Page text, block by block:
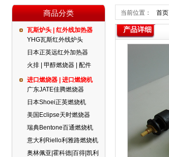
外线加热器
商品分类
瓦斯炉头 | 红外线加热器
YHG瓦斯红外线炉头
日本正英远红外加热器
火排 | 甲醇燃烧器 | 配件
进口燃烧器 | 进口燃烧机
广东JATE佳腾燃烧器
日本Shoei正英燃烧机
美国Eclipse天时燃烧器
瑞典Bentone百通燃烧机
意大利Riello利雅路燃烧机
奥林佩亚|霍科德|百得|凯利
当前位置： 首页
产品详细